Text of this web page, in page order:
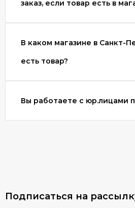
заказ, если товар есть в
В каком магазине в Санкт-
есть товар?
Вы работаете с юр.лицами
Подписаться на